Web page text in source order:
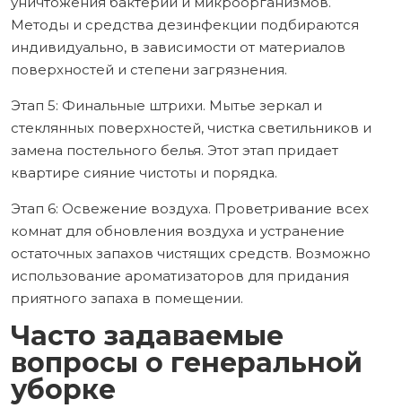
Методы и средства дезинфекции подбираются
индивидуально, в зависимости от материалов
поверхностей и степени загрязнения.
Этап 5: Финальные штрихи. Мытье зеркал и
стеклянных поверхностей, чистка светильников и
замена постельного белья. Этот этап придает
квартире сияние чистоты и порядка.
Этап 6: Освежение воздуха. Проветривание всех
комнат для обновления воздуха и устранение
остаточных запахов чистящих средств. Возможно
использование ароматизаторов для придания
приятного запаха в помещении.
Часто задаваемые
вопросы о генеральной
уборке